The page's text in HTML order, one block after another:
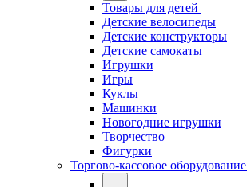
Товары для детей
Детские велосипеды
Детские конструкторы
Детские самокаты
Игрушки
Игры
Куклы
Машинки
Новогодние игрушки
Творчество
Фигурки
Торгово-кассовое оборудование